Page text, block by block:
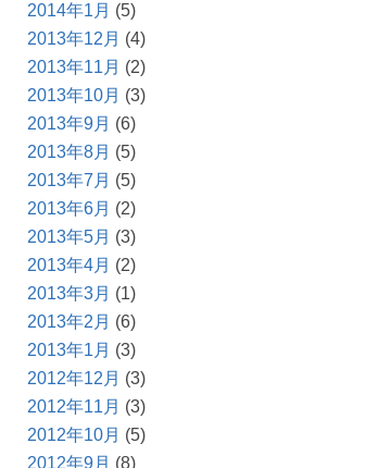
2014年1月 (5)
2013年12月 (4)
2013年11月 (2)
2013年10月 (3)
2013年9月 (6)
2013年8月 (5)
2013年7月 (5)
2013年6月 (2)
2013年5月 (3)
2013年4月 (2)
2013年3月 (1)
2013年2月 (6)
2013年1月 (3)
2012年12月 (3)
2012年11月 (3)
2012年10月 (5)
2012年9月 (8)